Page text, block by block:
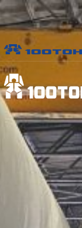
и установка в
Исток
в
«АнодТоргМет»